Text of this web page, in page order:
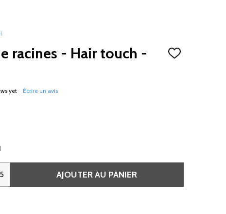
racines - Hair touch -
AJOUTER
yet Écrire un avis
SPRAY RETOUCHE RACINES - HAIR TOUCH - BRUN ACAJOU
QUANTITÉ DE SPRAY RETOUCHE RACINES - HAIR TOUCH -
AJOUTER AU PANIER